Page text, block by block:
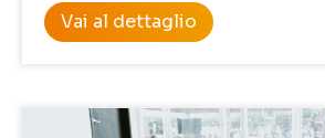
Vai al dettaglio